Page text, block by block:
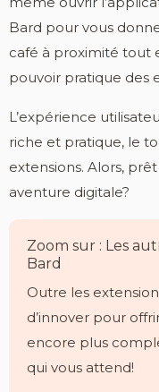
Bard pour vous
café à proximité tout
pouvoir pratique des
L’expérience
riche et pratique, le
extensions. Alors,
aventure digitale?
Zoom sur : Les
Bard
Outre les
d’innover pour
encore plus
qui vous attend!